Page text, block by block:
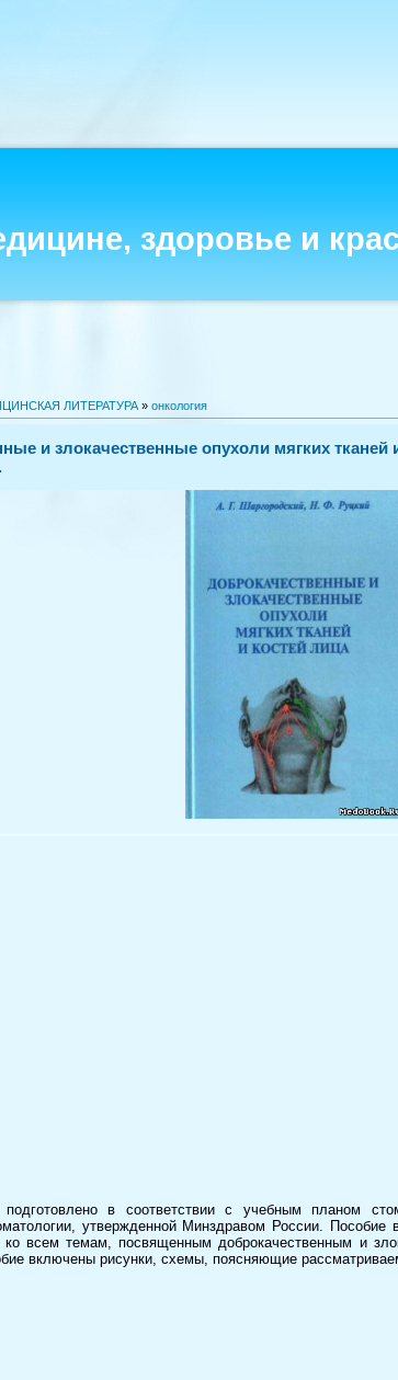
здоровье и
ЛИТЕРАТУРА » онкология
и злокачественные опухоли мягких
в соответствии с учебным планом
утвержденной Минздравом России.
ко всем темам, посвященным доброкачественным и
включены рисунки, схемы, поясняющие